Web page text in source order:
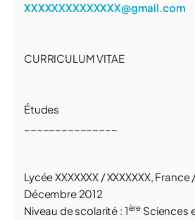
XXXXXXXXXXXXXX@gmail.com
CURRICULUM VITAE
Études
LycéeXXXXXXX /XXXXXXX, France
Décembre 2012
Niveau de scolarité : 1ère Sciences